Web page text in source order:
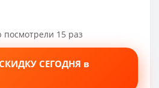
посмотрели 15 раз
СЕГОДНЯ в